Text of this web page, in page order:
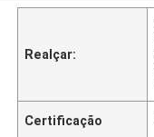
Realçar:
Certificação